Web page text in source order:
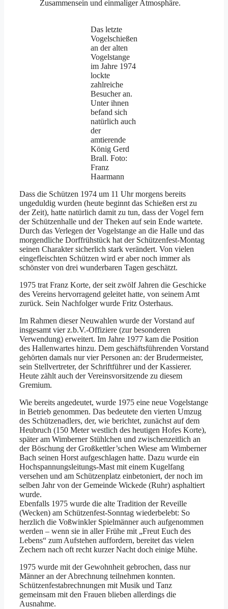
Zusammensein und einmaliger Atmosphäre.
Das letzte
Vogelschießen
an der alten
Vogelstange
im Jahre 1974
lockte
zahlreiche
Besucher an.
Unter ihnen
befand sich
natürlich auch
der
amtierende
König Gerd
Brall. Foto:
Franz
Haarmann
Dass die Schützen 1974 um 11 Uhr morgens bereits
ungeduldig wurden (heute beginnt das Schießen erst zu
der Zeit), hatte natürlich damit zu tun, dass der Vogel fern
der Schützenhalle und der Theken auf sein Ende wartete.
Durch das Verlegen der Vogelstange an die Halle und das
morgendliche Dorffrühstück hat der Schützenfest-Montag
seinen Charakter sicherlich stark verändert. Von vielen
eingefleischten Schützen wird er aber noch immer als
schönster von drei wunderbaren Tagen geschätzt.
1975 trat Franz Korte, der seit zwölf Jahren die Geschicke
des Vereins hervorragend geleitet hatte, von seinem Amt
zurück. Sein Nachfolger wurde Fritz Osterhaus.
Im Rahmen dieser Neuwahlen wurde der Vorstand auf
insgesamt vier z.b.V.-Offiziere (zur besonderen
Verwendung) erweitert. Im Jahre 1977 kam die Position
des Hallenwartes hinzu. Dem geschäftsführenden Vorstand
gehörten damals nur vier Personen an: der Brudermeister,
sein Stellvertreter, der Schriftführer und der Kassierer.
Heute zählt auch der Vereinsvorsitzende zu diesem
Gremium.
Wie bereits angedeutet, wurde 1975 eine neue Vogelstange
in Betrieb genommen. Das bedeutete den vierten Umzug
des Schützenadlers, der, wie berichtet, zunächst auf dem
Heubruch (150 Meter westlich des heutigen Hofes Korte),
später am Wimberner Stühlchen und zwischenzeitlich an
der Böschung der Großkettler’schen Wiese am Wimberner
Bach seinen Horst aufgeschlagen hatte. Dazu wurde ein
Hochspannungsleitungs-Mast mit einem Kugelfang
versehen und am Schützenplatz einbetoniert, der noch im
selben Jahr von der Gemeinde Wickede (Ruhr) asphaltiert
wurde.
Ebenfalls 1975 wurde die alte Tradition der Reveille
(Wecken) am Schützenfest-Sonntag wiederbelebt: So
herzlich die Voßwinkler Spielmänner auch aufgenommen
werden – wenn sie in aller Frühe mit „Freut Euch des
Lebens“ zum Aufstehen auffordern, bereitet das vielen
Zechern nach oft recht kurzer Nacht doch einige Mühe.
1975 wurde mit der Gewohnheit gebrochen, dass nur
Männer an der Abrechnung teilnehmen konnten.
Schützenfestabrechnungen mit Musik und Tanz
gemeinsam mit den Frauen blieben allerdings die
Ausnahme.